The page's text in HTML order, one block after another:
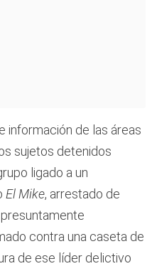
información de las áreas
sujetos detenidos
ligado a un
El Mike, arrestado de
contra una caseta de
de ese líder delictivo